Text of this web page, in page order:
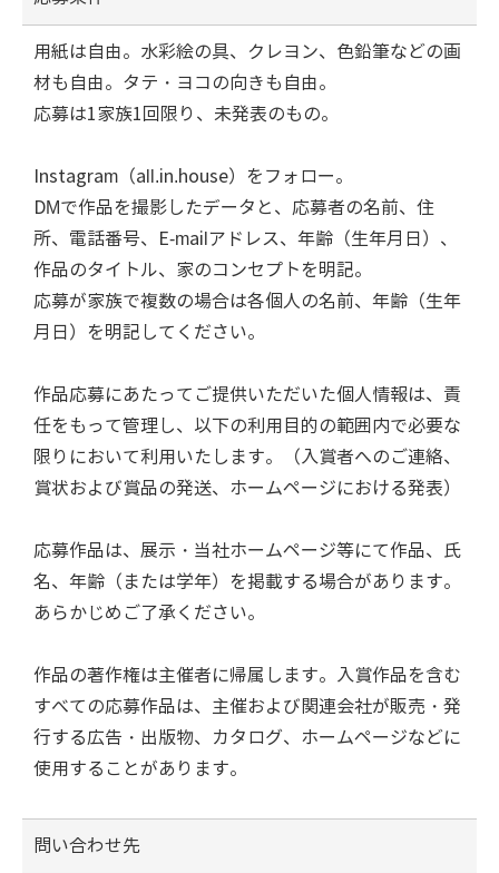
用紙は自由。水彩絵の具、クレヨン、色鉛筆などの画
材も自由。タテ・ヨコの向きも自由。
応募は1家族1回限り、未発表のもの。
Instagram（all.in.house）をフォロー。
DMで作品を撮影したデータと、応募者の名前、住
所、電話番号、E-mailアドレス、年齢（生年月日）、
作品のタイトル、家のコンセプトを明記。
応募が家族で複数の場合は各個人の名前、年齢（生年
月日）を明記してください。
作品応募にあたってご提供いただいた個人情報は、責
任をもって管理し、以下の利用目的の範囲内で必要な
限りにおいて利用いたします。（入賞者へのご連絡、
賞状および賞品の発送、ホームページにおける発表）
応募作品は、展示・当社ホームページ等にて作品、氏
名、年齢（または学年）を掲載する場合があります。
あらかじめご了承ください。
作品の著作権は主催者に帰属します。入賞作品を含む
すべての応募作品は、主催および関連会社が販売・発
行する広告・出版物、カタログ、ホームページなどに
使用することがあります。
問い合わせ先